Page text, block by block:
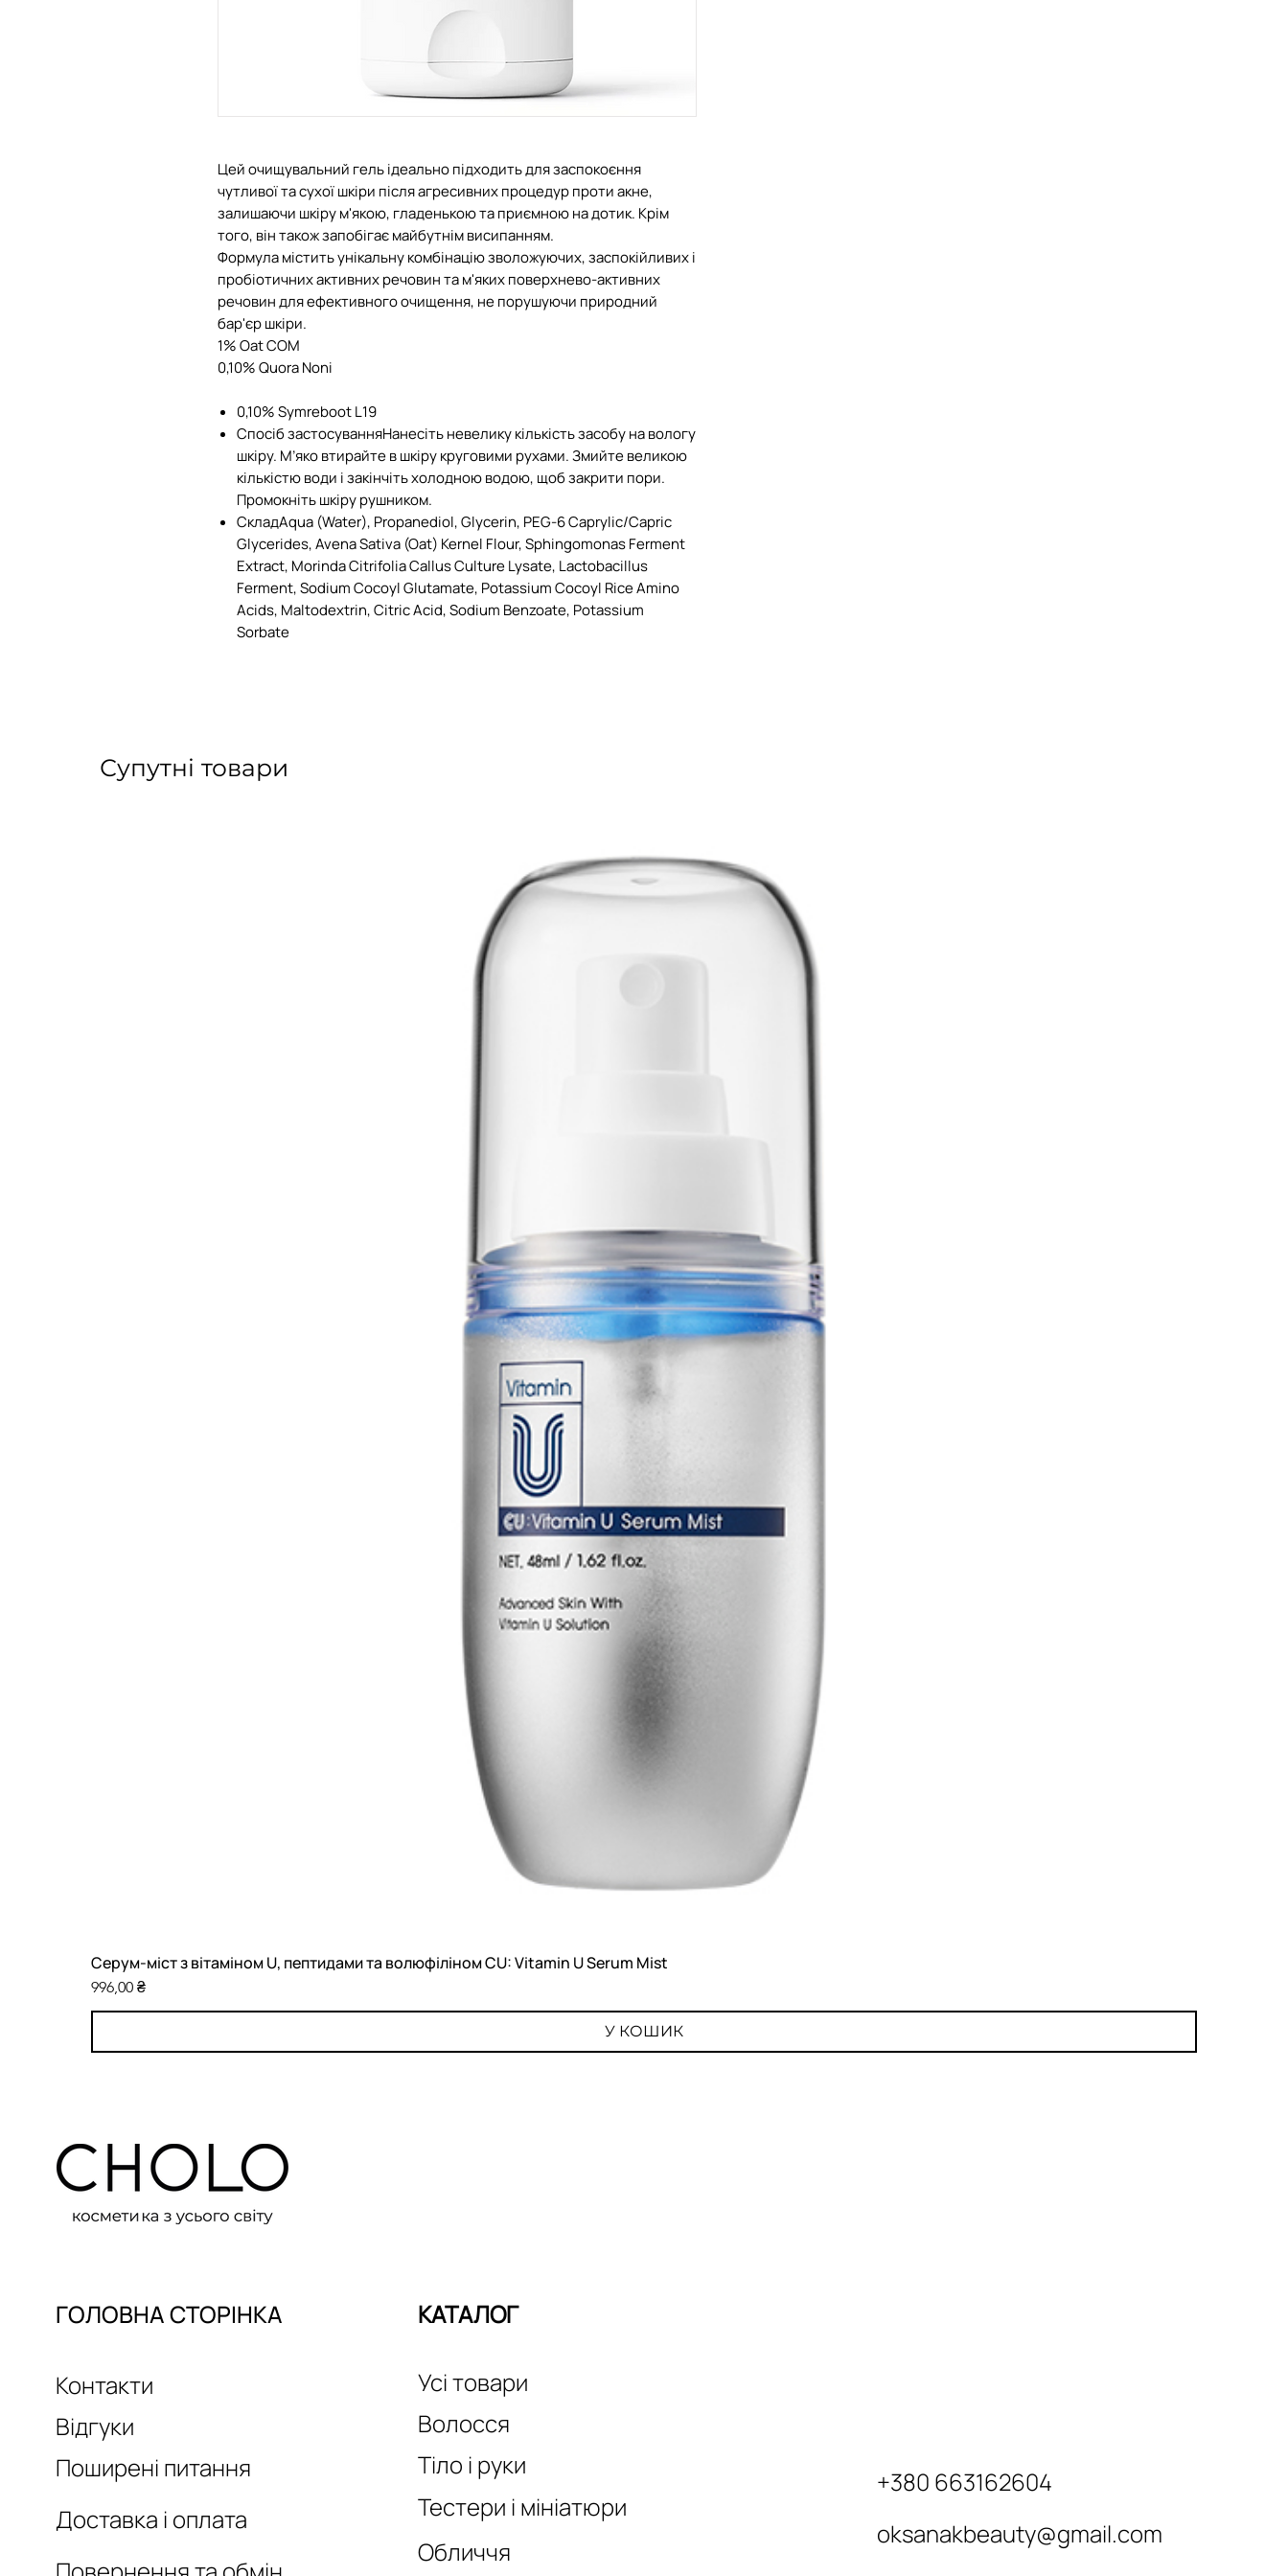
Цей очищувальний гель ідеально підходить для заспокоєння
чутливої та сухої шкіри після агресивних процедур проти акне,
залишаючи шкіру м'якою, гладенькою та приємною на дотик. Крім
того, він також запобігає майбутнім висипанням.
Формула містить унікальну комбінацію зволожуючих, заспокійливих і
пробіотичних активних речовин та м'яких поверхнево-активних
речовин для ефективного очищення, не порушуючи природний
бар'єр шкіри.
1% Oat COM
0,10% Quora Noni
0,10% Symreboot L19
Спосіб застосуванняНанесіть невелику кількість засобу на вологу
шкіру. М’яко втирайте в шкіру круговими рухами. Змийте великою
кількістю води і закінчіть холодною водою, щоб закрити пори.
Промокніть шкіру рушником.
СкладAqua (Water), Propanediol, Glycerin, PEG-6 Caprylic/Capric
Glycerides, Avena Sativa (Oat) Kernel Flour, Sphingomonas Ferment
Extract, Morinda Citrifolia Callus Culture Lysate, Lactobacillus
Ferment, Sodium Cocoyl Glutamate, Potassium Cocoyl Rice Amino
Acids, Maltodextrin, Citric Acid, Sodium Benzoate, Potassium
Sorbate
Супутні товари
Швидкий перегляд
Серум-міст з вітаміном U, пептидами та волюфіліном CU: Vitamin U Serum Mist
Ціна
996,00 ₴
У КОШИК
ГОЛОВНА СТОРІНКА
Контакти
Відгуки
Поширені питання
Доставка і оплата
КАТАЛОГ
Усі товари
Волосся
Тіло і руки
Тестери і мініатюри
Обличчя
+380 663162604
oksanakbeauty@gmail.com